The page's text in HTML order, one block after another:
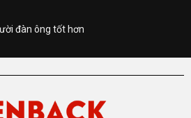
đàn ông tốt hơn